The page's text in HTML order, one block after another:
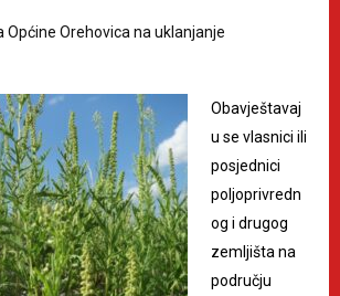
Općine Orehovica na uklanjanje
Obavještavaj
u se vlasnici ili
posjednici
poljoprivredn
og i drugog
zemljišta na
području